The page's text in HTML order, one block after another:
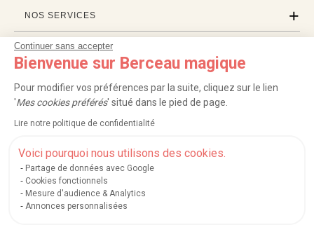
Continuer sans accepter
Bienvenue sur Berceau magique
Pour modifier vos préférences par la suite, cliquez sur le lien
'Mes cookies préférés' situé dans le pied de page.
Lire notre politique de confidentialité
Voici pourquoi nous utilisons des cookies.
Partage de données avec Google
Cookies fonctionnels
Mesure d'audience & Analytics
Annonces personnalisées
NOS SERVICES
INFORMATIONS
PROFESSIONNELS
Carte cadeau |Retour 100 jours|Moyens de paiement
Service après-vente| FAQ|Rappels de produits